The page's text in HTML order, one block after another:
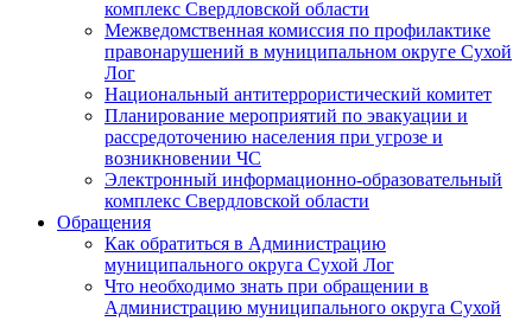
комплекс Cвердловской области
Межведомственная комиссия по профилактике
правонарушений в муниципальном округе Сухой
Лог
Национальный антитеррористический комитет
Планирование мероприятий по эвакуации и
рассредоточению населения при угрозе и
возникновении ЧС
Электронный информационно-образовательный
комплекс Свердловской области
Обращения
Как обратиться в Администрацию
муниципального округа Сухой Лог
Что необходимо знать при обращении в
Администрацию муниципального округа Сухой